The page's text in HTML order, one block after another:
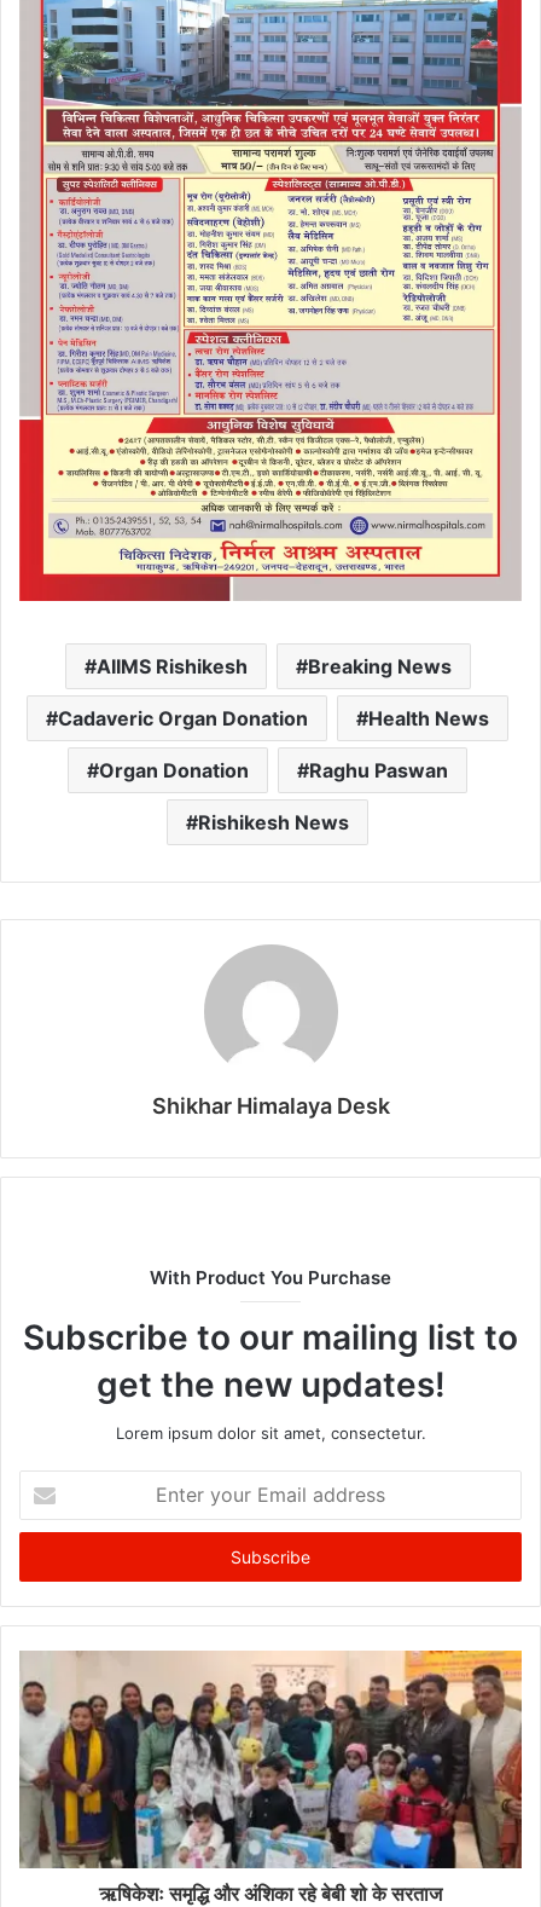
AIIMS Rishikesh Breaking News
Cadaveric Organ Donation Health News
Organ Donation Raghu Paswan
Rishikesh News
Shikhar Himalaya Desk
With Product You Purchase
Subscribe to our mailing list to
get the new updates!
Lorem ipsum dolor sit amet, consectetur.
your
Email
ऋषिकेशः समृद्धि और अंशिका रहे बेबी शो के सरताज